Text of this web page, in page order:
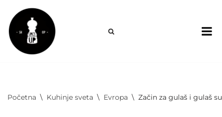
Skoči
na
sadržaj
Početna \ Kuhinje sveta \ Evropa \ Začin za gulaš i gulaš